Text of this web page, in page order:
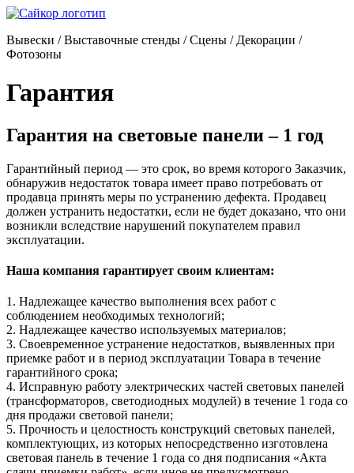
Перейти
содержимому
Вывески / Выставочные стенды / Сцены / Декорации /
Фотозоны
Гарантия
Гарантия на световые панели – 1 год
Гарантийный период — это срок, во время которого Заказчик,
обнаружив недостаток товара имеет право потребовать от
продавца принять меры по устранению дефекта. Продавец
должен устранить недостатки, если не будет доказано, что они
возникли вследствие нарушений покупателем правил
эксплуатации.
Наша компания гарантирует своим клиентам:
1. Надлежащее качество выполнения всех работ с
соблюдением необходимых технологий;
2. Надлежащее качество используемых материалов;
3. Своевременное устранение недостатков, выявленных при
приемке работ и в период эксплуатации Товара в течение
гарантийного срока;
4. Исправную работу электрических частей световых панелей
(трансформаторов, светодиодных модулей) в течение 1 года со
дня продажи световой панели;
5. Прочность и целостность конструкций световых панелей,
комплектующих, из которых непосредственно изготовлена
световая панель в течение 1 года со дня подписания «Акта